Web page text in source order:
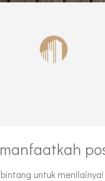
bintang untuk menilainya!